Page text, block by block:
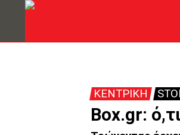
ΚΕΝΤΡΙΚΗ
Box.gr: